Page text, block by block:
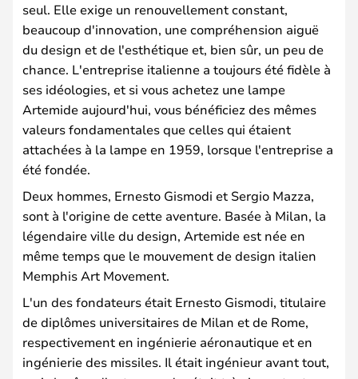
seul. Elle exige un renouvellement constant,
beaucoup d'innovation, une compréhension aiguë
du design et de l'esthétique et, bien sûr, un peu de
chance. L'entreprise italienne a toujours été fidèle à
ses idéologies, et si vous achetez une lampe
Artemide aujourd'hui, vous bénéficiez des mêmes
valeurs fondamentales que celles qui étaient
attachées à la lampe en 1959, lorsque l'entreprise a
été fondée.
Deux hommes, Ernesto Gismodi et Sergio Mazza,
sont à l'origine de cette aventure. Basée à Milan, la
légendaire ville du design, Artemide est née en
même temps que le mouvement de design italien
Memphis Art Movement.
L'un des fondateurs était Ernesto Gismodi, titulaire
de diplômes universitaires de Milan et de Rome,
respectivement en ingénierie aéronautique et en
ingénierie des missiles. Il était ingénieur avant tout,